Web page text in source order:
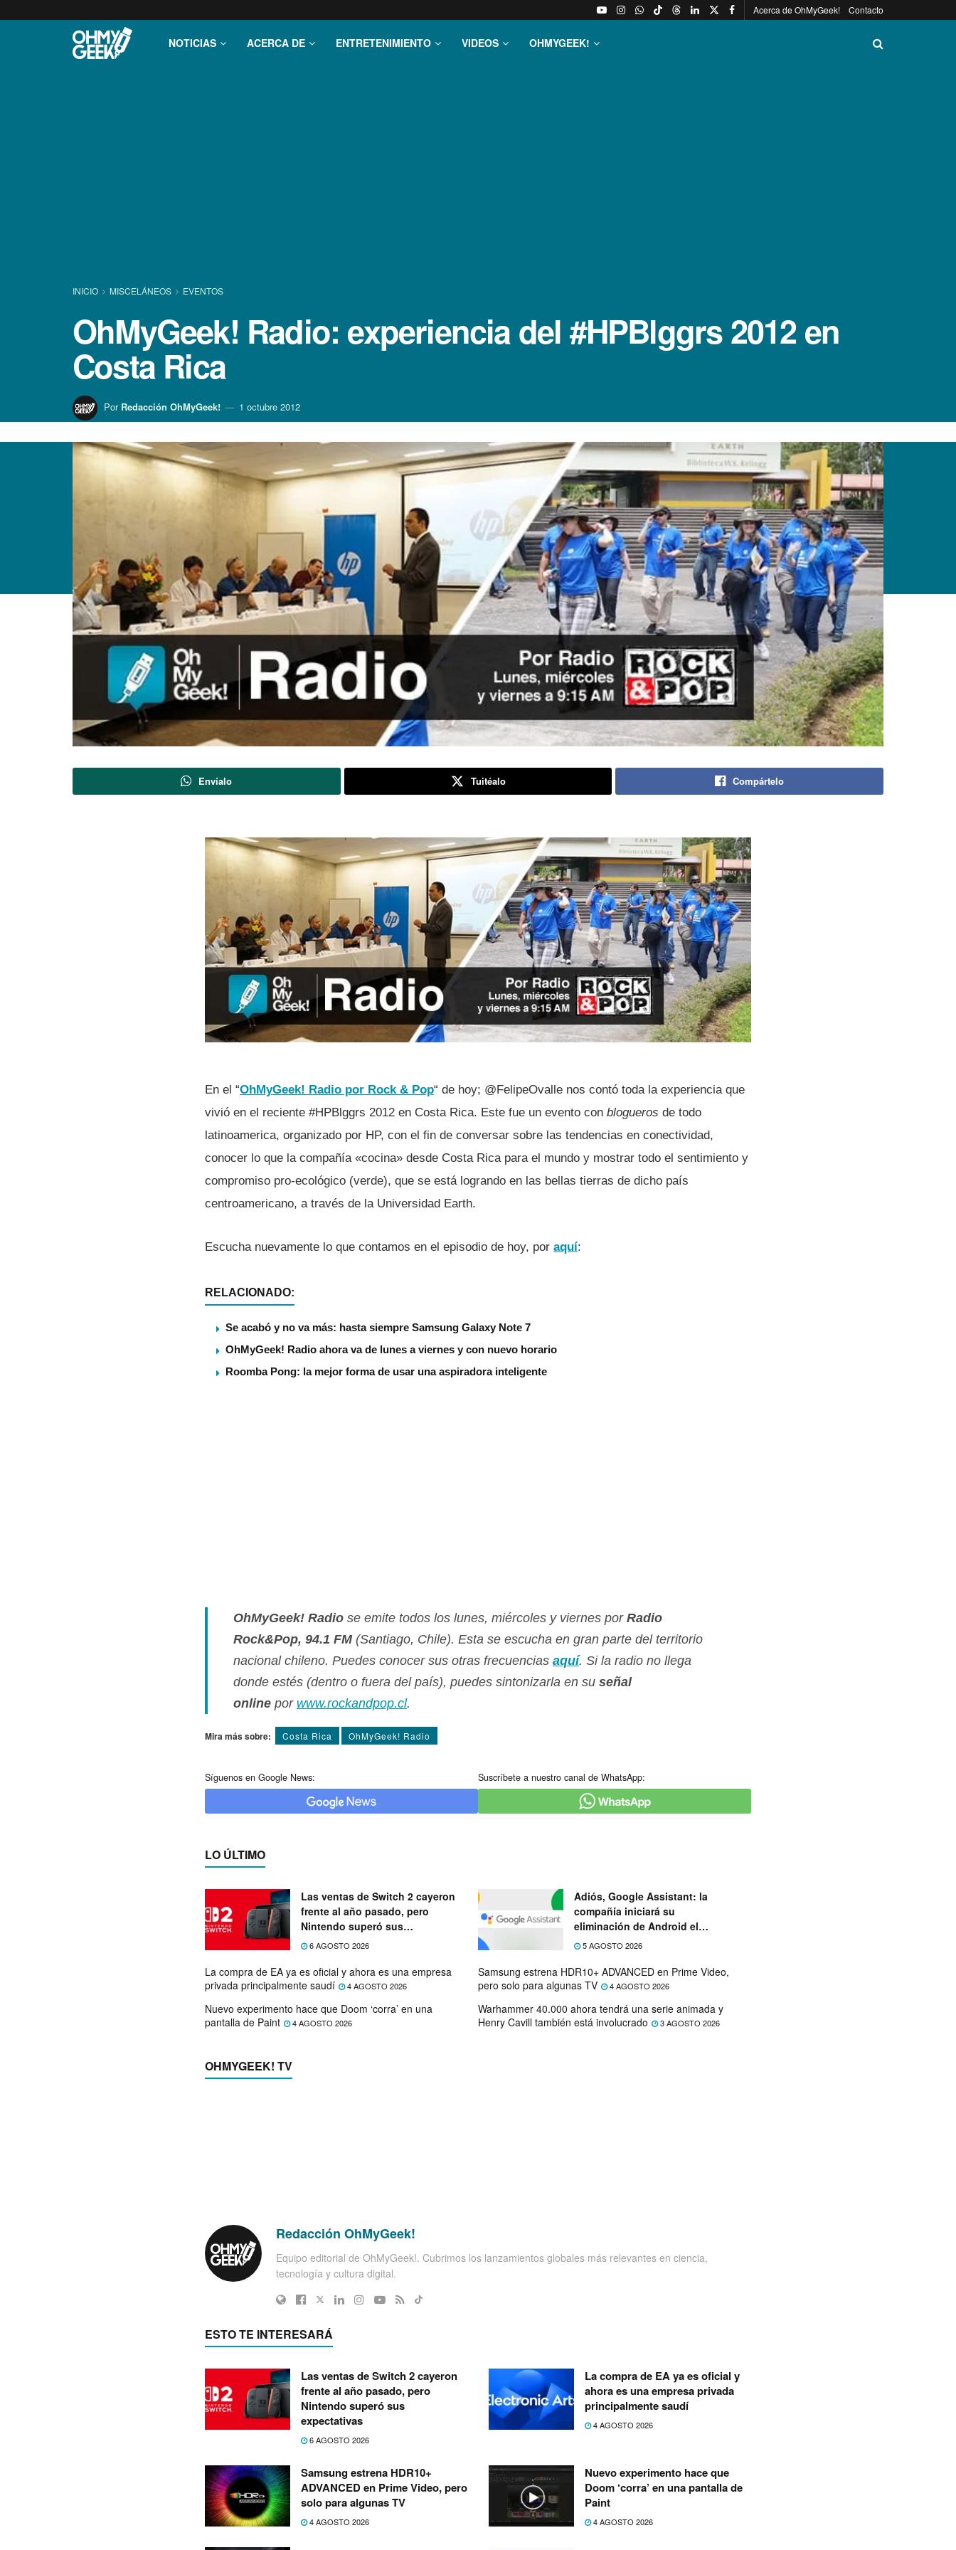
Acerca de OhMyGeek! Contacto
NOTICIAS ACERCA DE ENTRETENIMIENTO VIDEOS OHMYGEEK!
INICIO MISCELÁNEOS EVENTOS
OhMyGeek! Radio: experiencia del #HPBlggrs 2012 en
Costa Rica
Por Redacción OhMyGeek! 1 octubre 2012
Envíalo Tuitéalo Compártelo
En el “OhMyGeek! Radio por Rock & Pop“ de hoy; @FelipeOvalle nos contó toda la experiencia que
vivió en el reciente #HPBlggrs 2012 en Costa Rica. Este fue un evento con blogueros de todo
latinoamerica, organizado por HP, con el fin de conversar sobre las tendencias en conectividad,
conocer lo que la compañí­a «cocina» desde Costa Rica para el mundo y mostrar todo el sentimiento y
compromiso pro-ecológico (verde), que se está logrando en las bellas tierras de dicho paí­s
centroamericano, a través de la Universidad Earth.
Escucha nuevamente lo que contamos en el episodio de hoy, por aquí­:
RELACIONADO:
Se acabó y no va más: hasta siempre Samsung Galaxy Note 7
OhMyGeek! Radio ahora va de lunes a viernes y con nuevo horario
Roomba Pong: la mejor forma de usar una aspiradora inteligente
OhMyGeek! Radio se emite todos los lunes, miércoles y viernes por Radio
Rock&Pop, 94.1 FM(Santiago, Chile). Esta se escucha en gran parte del territorio
nacional chileno. Puedes conocer sus otras frecuencias aquí­. Si la radio no llega
donde estés (dentro o fuera del paí­s), puedes sintonizarla en su señal
online por www.rockandpop.cl.
Mira más sobre: Costa Rica OhMyGeek! Radio
Síguenos en Google News: Suscríbete a nuestro canal de WhatsApp:
LO ÚLTIMO
Las ventas de Switch 2 cayeron
frente al año pasado, pero
Nintendo superó sus
expectativas
6 AGOSTO 2026
Adiós, Google Assistant: la
compañía iniciará su
eliminación de Android el
próximo mes
5 AGOSTO 2026
La compra de EA ya es oficial y ahora es una empresa
privada principalmente saudí
4 AGOSTO 2026
Samsung estrena HDR10+ ADVANCED en Prime Video,
pero solo para algunas TV
4 AGOSTO 2026
Nuevo experimento hace que Doom ‘corra’ en una
pantalla de Paint
4 AGOSTO 2026
Warhammer 40.000 ahora tendrá una serie animada y
Henry Cavill también está involucrado
3 AGOSTO 2026
OHMYGEEK! TV
Redacción OhMyGeek!
Equipo editorial de OhMyGeek!. Cubrimos los lanzamientos globales más relevantes en ciencia,
tecnología y cultura digital.
ESTO TE INTERESARÁ
Las ventas de Switch 2 cayeron
frente al año pasado, pero
Nintendo superó sus
expectativas
6 AGOSTO 2026
La compra de EA ya es oficial y
ahora es una empresa privada
principalmente saudí
4 AGOSTO 2026
Samsung estrena HDR10+
ADVANCED en Prime Video, pero
solo para algunas TV
4 AGOSTO 2026
Nuevo experimento hace que
Doom ‘corra’ en una pantalla de
Paint
4 AGOSTO 2026